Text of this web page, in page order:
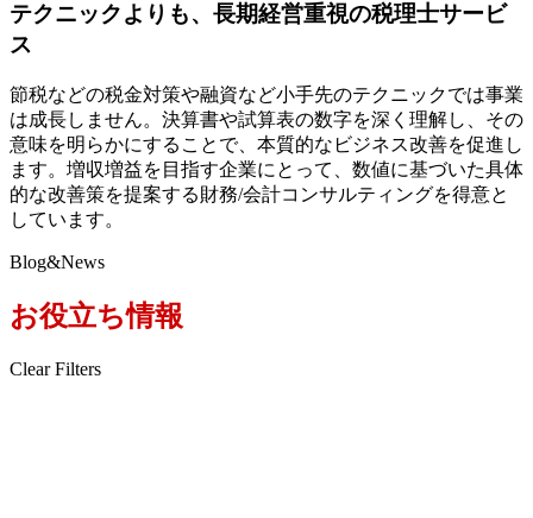
テクニックよりも、長期経営重視の税理士サービ
ス
節税などの税金対策や融資など小手先のテクニックでは事業
は成長しません。決算書や試算表の数字を深く理解し、その
意味を明らかにすることで、本質的なビジネス改善を促進し
ます。増収増益を目指す企業にとって、数値に基づいた具体
的な改善策を提案する財務/会計コンサルティングを得意と
しています。
Blog&News
お役立ち情報
Clear Filters